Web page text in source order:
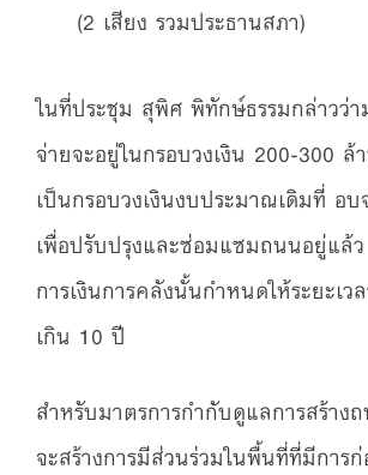
(2 เสียง รวมประธานสภา)
ในที่ประชุม สุพิศ พิทักษ์ธรรมกล่าวว่า
จ่ายจะอยู่ในกรอบวงเงิน 200-300
เป็นกรอบวงเงินงบประมาณเดิมที่ อบ
เพื่อปรับปรุงและซ่อมแซมถนนอยู่แล้
การเงินการคลังนั้นกำหนดให้ระยะเว
เกิน 10 ปี
สำหรับมาตรการกำกับดูแลการสร้าง
จะสร้างการมีส่วนร่วมในพื้นที่ที่มีการ